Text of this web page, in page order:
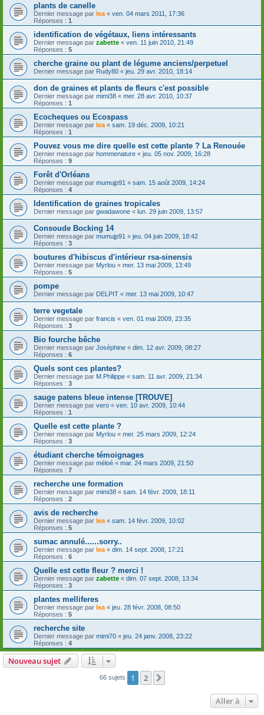
plants de canelle
Dernier message par lea « ven. 04 mars 2011, 17:36
Réponses : 1
identification de végétaux, liens intéressants
Dernier message par zabette « ven. 11 juin 2010, 21:49
Réponses : 5
cherche graine ou plant de légume anciens/perpetuel
Dernier message par Rudy80 « jeu. 29 avr. 2010, 18:14
don de graines et plants de fleurs c'est possible
Dernier message par mimi38 « mer. 28 avr. 2010, 10:37
Réponses : 1
Ecocheques ou Ecospass
Dernier message par lea « sam. 19 déc. 2009, 10:21
Réponses : 1
Pouvez vous me dire quelle est cette plante ? La Renouée
Dernier message par hommenature « jeu. 05 nov. 2009, 16:28
Réponses : 9
Forêt d'Orléans
Dernier message par mumujp91 « sam. 15 août 2009, 14:24
Réponses : 4
Identification de graines tropicales
Dernier message par gwadawone « lun. 29 juin 2009, 13:57
Consoude Bocking 14
Dernier message par mumujp91 « jeu. 04 juin 2009, 18:42
Réponses : 3
boutures d'hibiscus d'intérieur rsa-sinensis
Dernier message par Myrlou « mer. 13 mai 2009, 13:49
Réponses : 5
pompe
Dernier message par DELPIT « mer. 13 mai 2009, 10:47
terre vegetale
Dernier message par francis « ven. 01 mai 2009, 23:35
Réponses : 3
Bio fourche bêche
Dernier message par Joséphine « dim. 12 avr. 2009, 08:27
Réponses : 6
Quels sont ces plantes?
Dernier message par M.Philippe « sam. 11 avr. 2009, 21:34
Réponses : 3
sauge patens bleue intense [TROUVE]
Dernier message par vero « ven. 10 avr. 2009, 10:44
Réponses : 1
Quelle est cette plante ?
Dernier message par Myrlou « mer. 25 mars 2009, 12:24
Réponses : 3
étudiant cherche témoignages
Dernier message par méloé « mar. 24 mars 2009, 21:50
Réponses : 7
recherche une formation
Dernier message par mimi38 « sam. 14 févr. 2009, 18:11
Réponses : 2
avis de recherche
Dernier message par lea « sam. 14 févr. 2009, 10:02
Réponses : 5
sumac annulé......sorry..
Dernier message par lea « dim. 14 sept. 2008, 17:21
Réponses : 6
Quelle est cette fleur ? merci !
Dernier message par zabette « dim. 07 sept. 2008, 13:34
Réponses : 3
plantes melliferes
Dernier message par lea « jeu. 28 févr. 2008, 08:50
Réponses : 5
recherche site
Dernier message par mimi70 « jeu. 24 janv. 2008, 23:22
Réponses : 4
Nouveau sujet
66 sujets 1 2
Aller à